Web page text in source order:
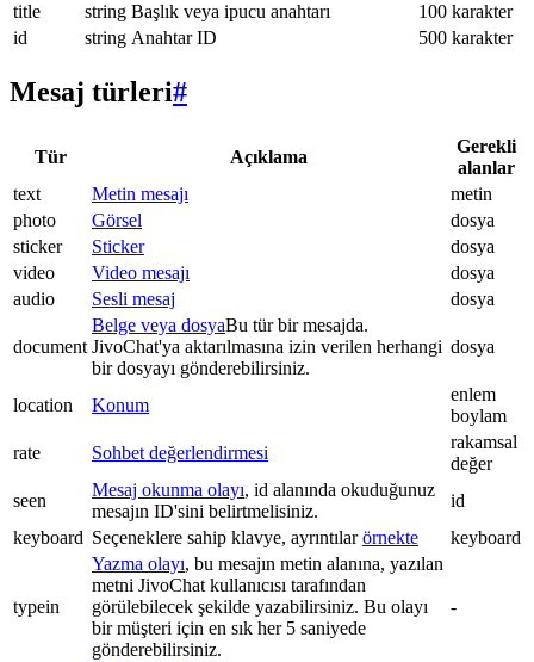
title
string Başlık veya ipucu anahtarı
100 karakter
id
string Anahtar ID 500 karakter
Mesaj türleri#
Tür Açıklama
Gerekli
alanlar
text
Metin mesajı
metin
photo
Görsel
dosya
sticker
Sticker
dosya
video
Video mesajı
dosya
audio
Sesli mesaj dosya
document
Belge veya dosyaBu tür bir mesajda.
JivoChat'ya aktarılmasına izin verilen herhangi
bir dosyayı gönderebilirsiniz.
dosya
location Konum
enlem
boylam
rate
Sohbet değerlendirmesi
rakamsal
değer
seen
Mesaj okunma olayı, id alanında okuduğunuz
mesajın ID'sini belirtmelisiniz.
id
keyboard Seçeneklere sahip klavye, ayrıntılarörnekte keyboard
typein
Yazma olayı, bu mesajın metin alanına, yazılan
metni JivoChat kullanıcısı tarafından
görülebilecek şekilde yazabilirsiniz. Bu olayı
bir müşteri için en sık her 5 saniyede
gönderebilirsiniz.
-